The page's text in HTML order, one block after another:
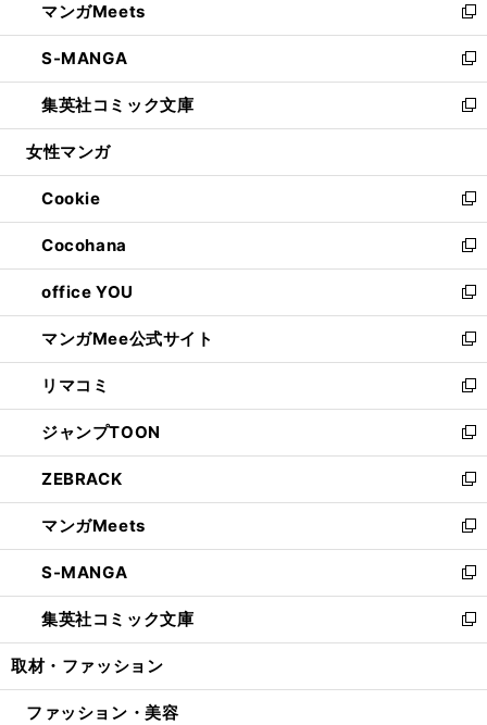
く
で
開
く
ド
ウ
で
開
く
ィ
ン
ド
ウ
で
開
い
ウ
ィ
ン
ド
ウ
開
く
マンガMeets
新
し
い
ウ
ィ
ン
ウ
で
開
く
S-MANGA
新
し
い
ウ
ン
ド
ウ
で
開
く
集英社コミック文庫
新
し
ウ
ィ
ン
ド
ウ
で
開
く
女性マンガ
Cookie
新
し
い
ウ
ィ
ン
ド
ウ
で
開
く
Cocohana
新
し
い
ウ
ィ
ン
ド
ウ
で
開
く
office YOU
新
し
い
ウ
ィ
ン
ド
ウ
で
開
く
マンガMee公式サイト
新
し
い
ウ
ィ
ン
ド
ウ
で
開
く
リマコミ
新
し
い
ウ
ィ
ン
ド
ウ
で
開
く
ジャンプTOON
新
し
い
ウ
ィ
ン
ド
ウ
で
開
ZEBRACK
新
し
い
ウ
ィ
ン
ド
ウ
開
マンガMeets
新
し
い
ウ
ィ
ン
ウ
S-MANGA
新
し
い
ウ
ン
集英社コミック文庫
新
し
ウ
取材・ファッション
ファッション・美容